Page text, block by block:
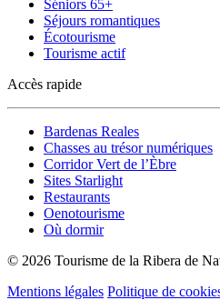
Séniors 65+
Séjours romantiques
Écotourisme
Tourisme actif
Accès rapide
Bardenas Reales
Chasses au trésor numériques
Corridor Vert de l’Èbre
Sites Starlight
Restaurants
Oenotourisme
Où dormir
© 2026 Tourisme de la Ribera de
Mentions légales Politique de